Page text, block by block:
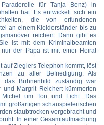
für Tanja Benz) in
hat. Es entwickelt sich ein
die von erfundenen
an einem Kleiderständer bis zu
reichen. Dann gibt es
ist mit dem Kriminalbeamten
der Papa ist mit einer Heirat
Zieglers Telephon kommt, löst
zu aller Befriedigung. Als
das Bühnenbild zuständig war
Margrit Reichert kümmerten
um Ton und Licht. Das
großartigen schauspielerischen
staubtrocken vorgebracht und
In einer Gesamtaufmachung